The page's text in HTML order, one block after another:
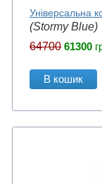
Універсальна
(Stormy Blue)
64700 61300
В кошик